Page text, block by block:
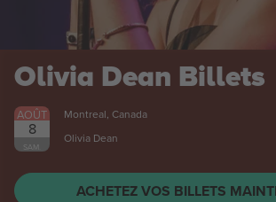
Olivia Dean Billets
AOÛT
8
SAM.
Montreal, Canada
Olivia Dean
ACHETEZ VOS BILLETS